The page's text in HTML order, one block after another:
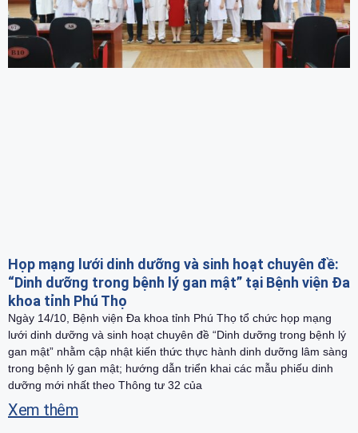
Họp mạng lưới dinh dưỡng và sinh hoạt chuyên đề:
“Dinh dưỡng trong bệnh lý gan mật” tại Bệnh viện Đa
khoa tỉnh Phú Thọ
Ngày 14/10, Bệnh viện Đa khoa tỉnh Phú Thọ tổ chức họp mạng
lưới dinh dưỡng và sinh hoạt chuyên đề “Dinh dưỡng trong bệnh lý
gan mật” nhằm cập nhật kiến thức thực hành dinh dưỡng lâm sàng
trong bệnh lý gan mật; hướng dẫn triển khai các mẫu phiếu dinh
dưỡng mới nhất theo Thông tư 32 của
Xem thêm